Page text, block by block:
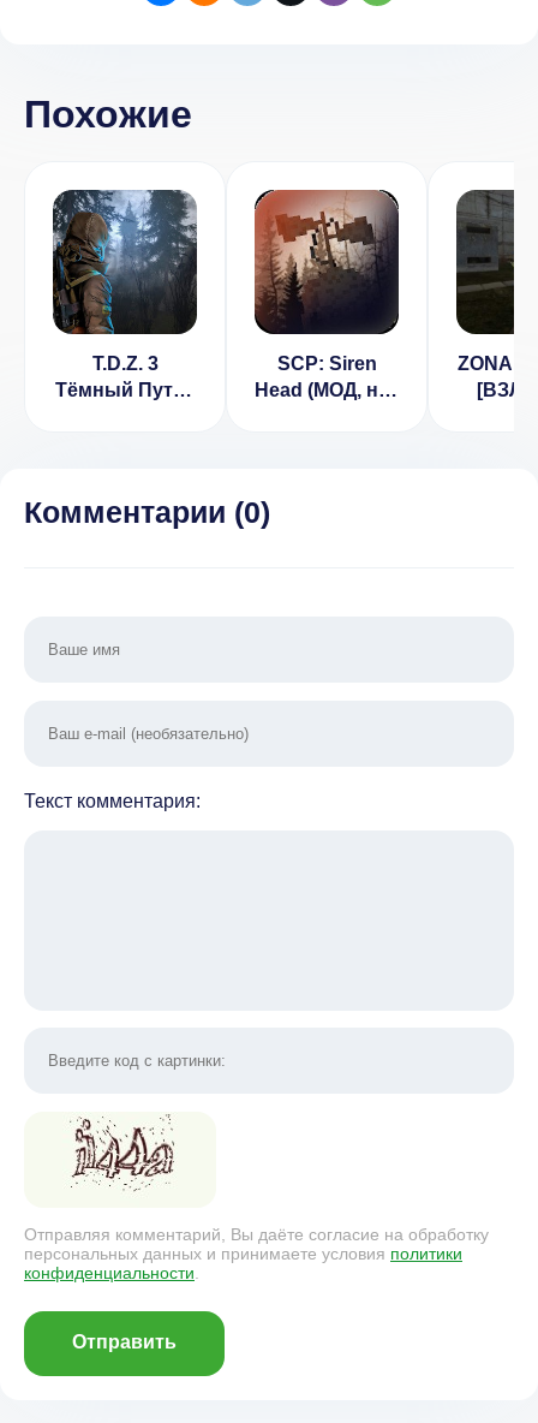
Похожие
T.D.Z. 3
Тёмный Путь -
SCP: Siren
Head (МОД, нет
ZONA
Комментарии (0)
Текст комментария:
Отправляя комментарий, Вы даёте согласие на обработку
персональных данных и принимаете условия политики
конфиденциальности
Отправить